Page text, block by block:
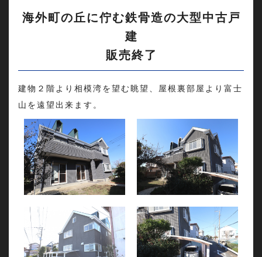
海外町の丘に佇む鉄骨造の大型中古戸
建
販売終了
建物２階より相模湾を望む眺望、屋根裏部屋より富士
山を遠望出来ます。